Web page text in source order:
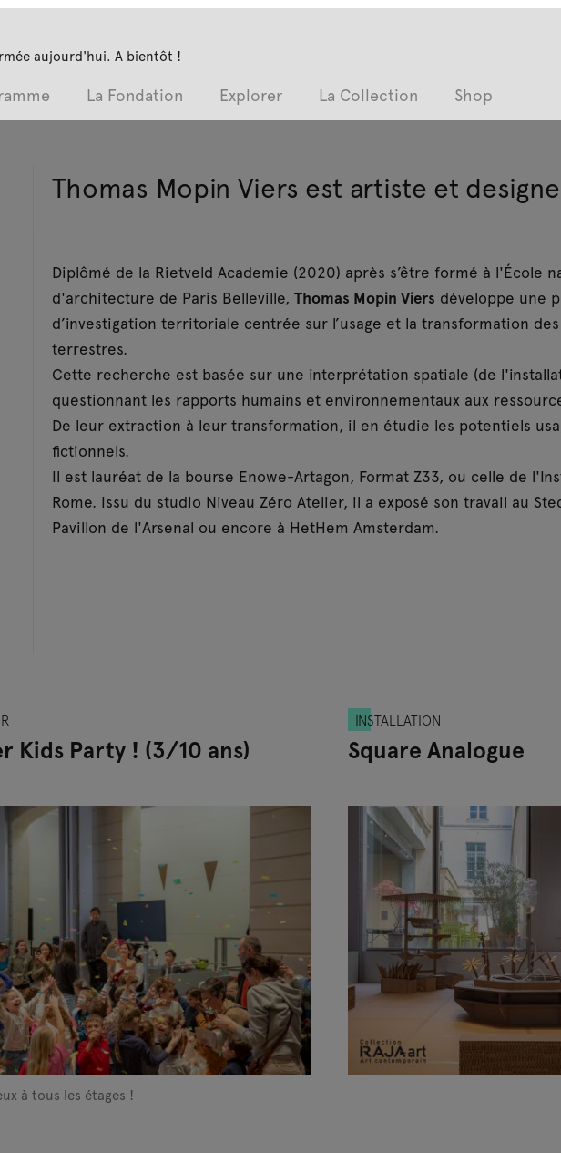
aujourd'hui. A bientôt !
La Fondation Explorer La Collection Shop
Thomas Mopin Viers est artiste et
Diplômé de la Rietveld Academie (2020) après s’être formé à l'École
d'architecture de Paris Belleville, Thomas Mopin Viers développe une
d’investigation territoriale centrée sur l’usage et la transformation
terrestres.
Cette recherche est basée sur une interprétation spatiale (de
questionnant les rapports humains et environnementaux aux
De leur extraction à leur transformation, il en étudie les potentiels
fictionnels.
Il est lauréat de la bourse Enowe-Artagon, Format Z33, ou celle de
Rome. Issu du studio Niveau Zéro Atelier, il a exposé son travail au
Pavillon de l'Arsenal ou encore à HetHem Amsterdam.
Kids Party ! (3/10 ans)
à tous les étages !
INSTALLATION
Square Analogue